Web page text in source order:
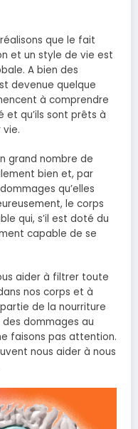
que le fait
et un style de vie est
A bien des
devenue quelque
à comprendre
et qu’ils sont prêts à
grand nombre de
bien et, par
qu’elles
le corps
qui, s’il est doté du
capable de se
aider à filtrer toute
nos corps et à
de la nourriture
dommages au
faisons pas attention.
nous aider à nous